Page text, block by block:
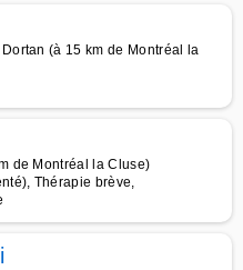
(à 15 km de Montréal la
de Montréal la Cluse)
Thérapie brève,